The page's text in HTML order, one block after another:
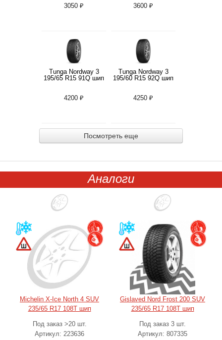
3050 ₽
3600 ₽
Tunga Nordway 3
195/65 R15 91Q шип
4200 ₽
Tunga Nordway 3
195/60 R15 92Q шип
4250 ₽
Посмотреть еще
Аналоги
Michelin X-Ice North 4 SUV
235/65 R17 108T шип
Под заказ >20 шт.
Артикул: 223636
Gislaved Nord Frost 200 SUV
235/65 R17 108T шип
Под заказ 3 шт.
Артикул: 807335